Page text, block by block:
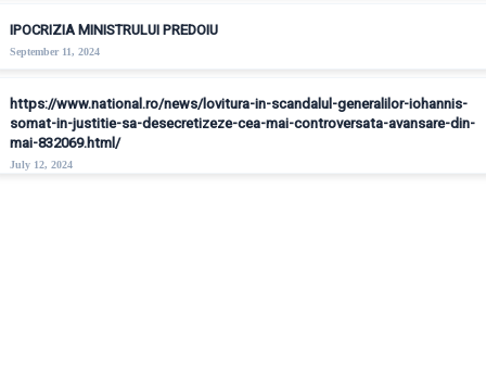
IPOCRIZIA MINISTRULUI PREDOIU
September 11, 2024
https://www.national.ro/news/lovitura-in-scandalul-generalilor-iohannis-
somat-in-justitie-sa-desecretizeze-cea-mai-controversata-avansare-din-
mai-832069.html/
July 12, 2024